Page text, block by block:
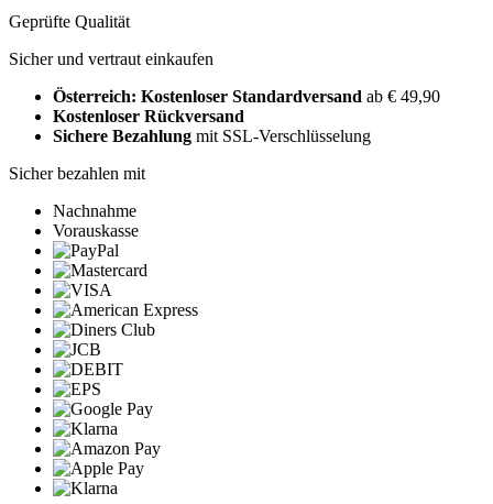
Geprüfte Qualität
Sicher und vertraut einkaufen
Österreich: Kostenloser Standardversand ab € 49,90
Kostenloser Rückversand
Sichere Bezahlung mit SSL-Verschlüsselung
Sicher bezahlen mit
Nachnahme
Vorauskasse